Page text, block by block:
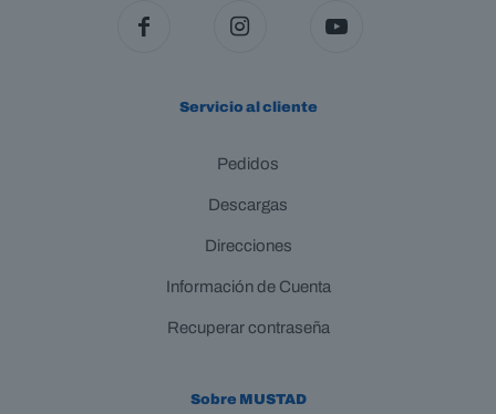
Servicio al cliente
Pedidos
Descargas
Direcciones
Información de Cuenta
Recuperar contraseña
Sobre MUSTAD